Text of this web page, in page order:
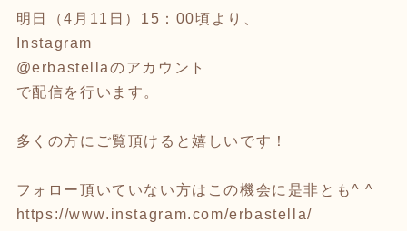
明日（4月11日）15：00頃より、
Instagram
@erbastellaのアカウント
で配信を行います。
多くの方にご覧頂けると嬉しいです！
フォロー頂いていない方はこの機会に是非とも^ ^
https://www.instagram.com/erbastella/